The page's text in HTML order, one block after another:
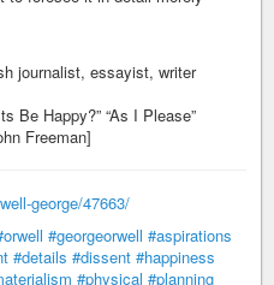
journalist, essayist, writer
Be Happy?” “As I Please”
Freeman]
george/47663/
#georgeorwell #aspirations
#details #dissent #happiness
#physical #planning